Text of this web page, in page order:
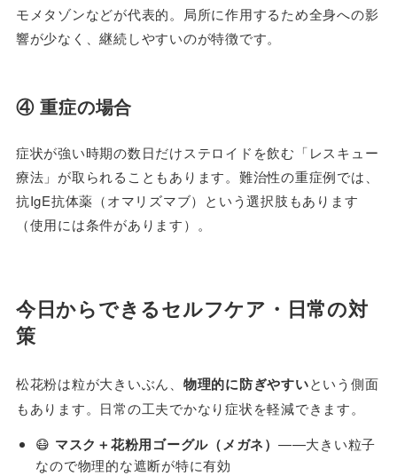
モメタゾンなどが代表的。局所に作用するため全身への影
響が少なく、継続しやすいのが特徴です。
④ 重症の場合
症状が強い時期の数日だけステロイドを飲む「レスキュー
療法」が取られることもあります。難治性の重症例では、
抗IgE抗体薬（オマリズマブ）という選択肢もあります
（使用には条件があります）。
今日からできるセルフケア・日常の対
策
松花粉は粒が大きいぶん、 物理的に防ぎやすいという側面
もあります。日常の工夫でかなり症状を軽減できます。
😷 マスク＋花粉用ゴーグル（メガネ） ——大きい粒子
なので物理的な遮断が特に有効